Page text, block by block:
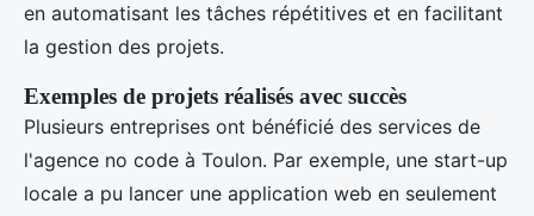
en automatisant les tâches répétitives et en facilitant
la gestion des projets.
Exemples de projets réalisés avec succès
Plusieurs entreprises ont bénéficié des services de
l'agence no code à Toulon. Par exemple, une start-up
locale a pu lancer une application web en seulement